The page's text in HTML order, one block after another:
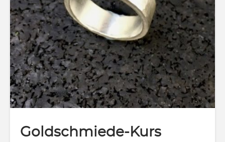
Goldschmiede-Kurs